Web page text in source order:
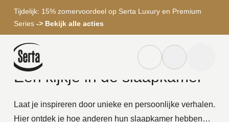
Tijdelijk: 15% zomervoordeel op Serta Luxury en Premium
Series -> Bekijk alle acties
Dealer locator knop
Zoek knop
Zoeken
HomeBinnenkijken
Een kijkje in de slaapkamer
BINNENKIJKEN BIJ
Laat je inspireren door unieke en persoonlijke verhalen.
Hier ontdek je hoe anderen hun slaapkamer hebben